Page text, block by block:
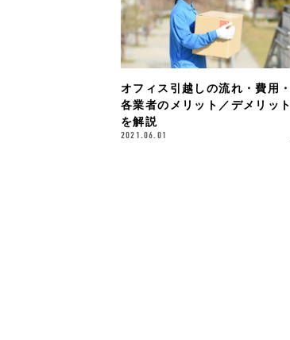
オフィス引越しの流れ・費用・
各業者のメリット／デメリット
を解説
2021.06.01